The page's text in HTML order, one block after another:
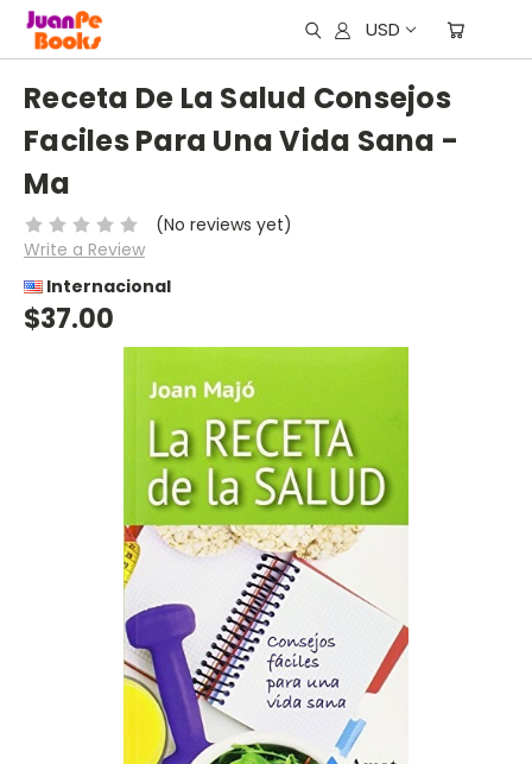
USD
Receta De La Salud Consejos
Faciles Para Una Vida Sana -
Ma
(No reviews yet)
Write a Review
Internacional
$37.00